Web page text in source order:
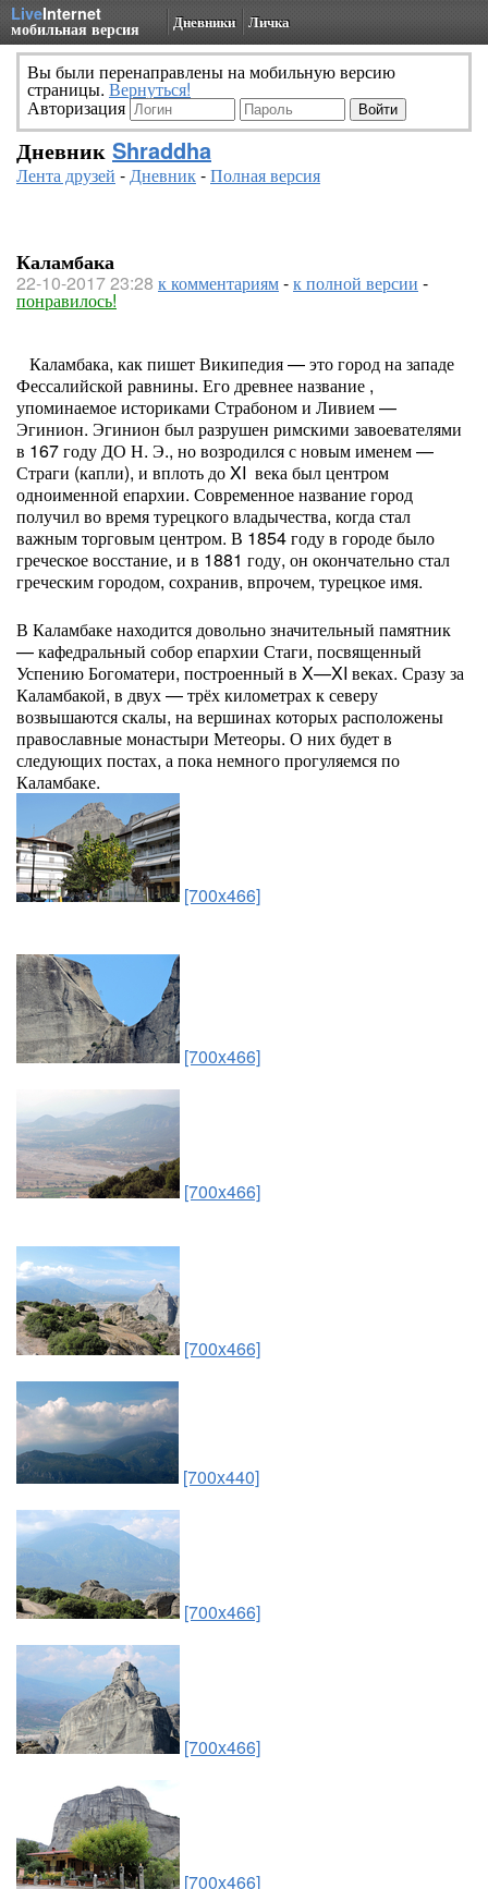
LiveInternet
мобильная версия Дневники Личка
Вы были перенаправлены на мобильную версию
страницы. Вернуться!
Авторизация
Дневник Shraddha
Лента друзей -Дневник-Полная версия
Каламбака
22-10-2017 23:28 к комментариям-к полной версии -
понравилось!
Каламбака, как пишет Википедия — это город на западе
Фессалийской равнины. Его древнее название ,
упоминаемое историками Страбоном и Ливием —
Эгинион. Эгинион был разрушен римскими завоевателями
в 167 году ДО Н. Э., но возродился с новым именем —
Страги (капли), и вплоть до XI века был центром
одноименной епархии. Современное название город
получил во время турецкого владычества, когда стал
важным торговым центром. В 1854 году в городе было
греческое восстание, и в 1881 году, он окончательно стал
греческим городом, сохранив, впрочем, турецкое имя.
В Каламбаке находится довольно значительный памятник
— кафедральный собор епархии Стаги, посвященный
Успению Богоматери, построенный в X—XI веках. Сразу за
Каламбакой, в двух — трёх километрах к северу
возвышаются скалы, на вершинах которых расположены
православные монастыри Метеоры. О них будет в
следующих постах, а пока немного прогуляемся по
Каламбаке.
[700x466]
[700x466]
[700x466]
[700x466]
[700x440]
[700x466]
[700x466]
[700x466]